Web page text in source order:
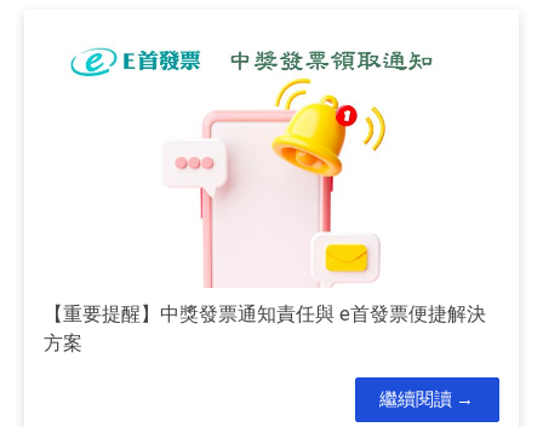
【重要提醒】中獎發票通知責任與 e首發票便捷解決
方案
繼續閱讀